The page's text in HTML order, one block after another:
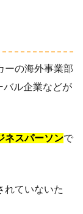
ーの海外事業部
バル企業などが
ネスパーソンで
れていないた